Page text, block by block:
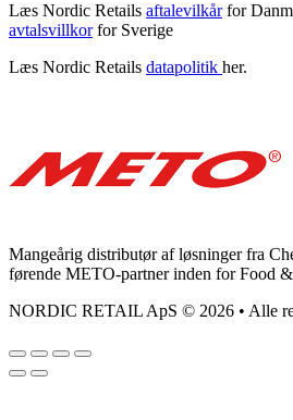
Læs Nordic Retails aftalevilkårfor
avtalsvillkorfor Sverige
Læs Nordic Retails datapolitik her.
Mangeårig distributør af løsninger fra
førende METO-partner inden for Food
NORDIC RETAIL ApS © 2026 • Alle